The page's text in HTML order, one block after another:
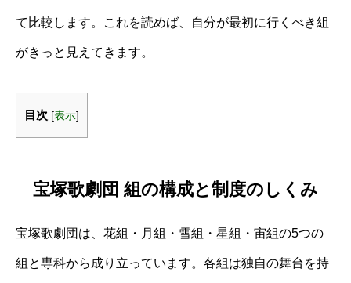
て比較します。これを読めば、自分が最初に行くべき組
がきっと見えてきます。
目次 [表示]
宝塚歌劇団 組の構成と制度のしくみ
宝塚歌劇団は、花組・月組・雪組・星組・宙組の5つの
組と専科から成り立っています。各組は独自の舞台を持